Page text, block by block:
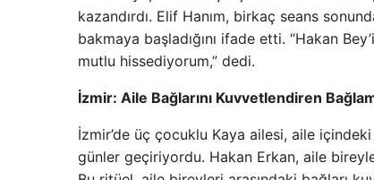
kazandırdı. Elif Hanım, birkaç seans
bakmaya başladığını ifade etti. “Hakan
mutlu hissediyorum,” dedi.
İzmir: Aile Bağlarını Kuvvetlendiren
İzmir’de üç çocuklu Kaya ailesi, aile
günler geçiriyordu. Hakan Erkan, aile